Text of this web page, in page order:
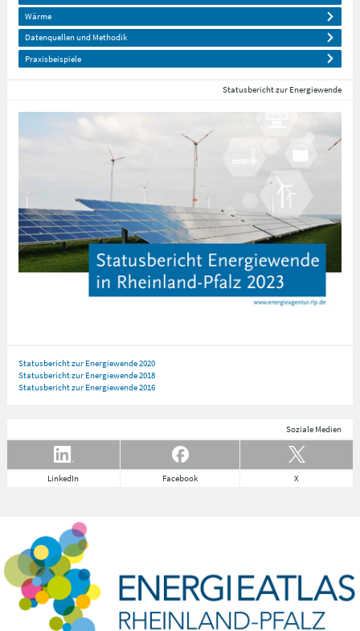
Wärme
Datenquellen und Methodik
Praxisbeispiele
Statusbericht zur Energiewende
Statusbericht zur Energiewende 2020
Statusbericht zur Energiewende 2018
Statusbericht zur Energiewende 2016
Soziale Medien
LinkedIn Facebook X